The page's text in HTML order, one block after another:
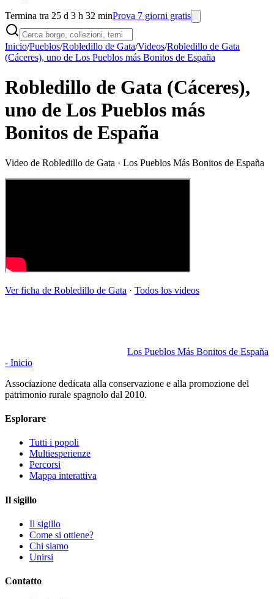
Termina tra 25 d 3 h 32 minProva 7 giorni gratis
Inicio/Pueblos/Robledillo de Gata/Videos/Robledillo de Gata
(Cáceres), uno de Los Pueblos más Bonitos de España
Robledillo de Gata (Cáceres),
uno de Los Pueblos más
Bonitos de España
Video de Robledillo de Gata · Los Pueblos Más Bonitos de España
Ver ficha de Robledillo de Gata · Todos los videos
Los Pueblos Más Bonitos de España
- Inicio
Associazione dedicata alla conservazione e alla promozione del
patrimonio rurale spagnolo dal 2010.
Esplorare
Tutti i popoli
Multiesperienze
Percorsi
Mappa interattiva
Il sigillo
Il sigillo
Come si ottiene?
Chi siamo
Unirsi
Contatto